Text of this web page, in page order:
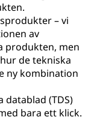
– vi
av
produkten, men
de tekniska
ny kombination
(TDS)
bara ett klick.